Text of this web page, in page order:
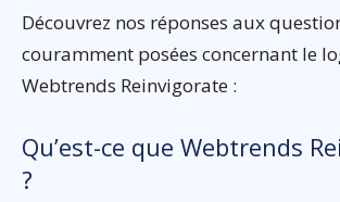
Découvrez nos réponses aux
couramment posées concernant le
Webtrends Reinvigorate :
Qu’est-ce que Webtrends
?